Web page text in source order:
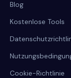
Blog
Kostenlose Tools
Cookie-Richtlinie